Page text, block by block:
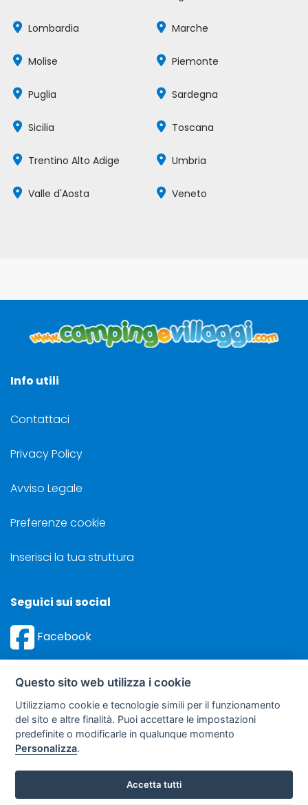
Lombardia Marche
Molise Piemonte
Puglia Sardegna
Sicilia Toscana
Trentino Alto Adige Umbria
Valle d'Aosta Veneto
Info utili
Contattaci
Privacy Policy
Avviso Legale
Preferenze cookie
Inserisci la tua struttura
Seguici sui social
Facebook
©Sviluppo Turismo Italia S.r.L. unipersonale
- R.E.A. FM-195884
Questo sito web utilizza i cookie
Utilizziamo cookie e tecnologie simili per il funzionamento
del sito e altre finalità. Puoi accettare le impostazioni
predefinite o modificarle in qualunque momento
Personalizza.
Accetta tutti